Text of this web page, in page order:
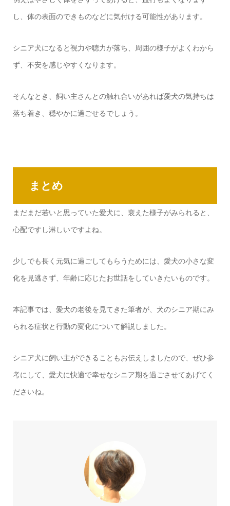
し、体の表面のできものなどに気付ける可能性があります。
シニア犬になると視力や聴力が落ち、周囲の様子がよくわから
ず、不安を感じやすくなります。
そんなとき、飼い主さんとの触れ合いがあれば愛犬の気持ちは
落ち着き、穏やかに過ごせるでしょう。
まとめ
まだまだ若いと思っていた愛犬に、衰えた様子がみられると、
心配ですし淋しいですよね。
少しでも長く元気に過ごしてもらうためには、愛犬の小さな変
化を見逃さず、年齢に応じたお世話をしていきたいものです。
本記事では、愛犬の老後を見てきた筆者が、犬のシニア期にみ
られる症状と行動の変化について解説しました。
シニア犬に飼い主ができることもお伝えしましたので、ぜひ参
考にして、愛犬に快適で幸せなシニア期を過ごさせてあげてく
ださいね。